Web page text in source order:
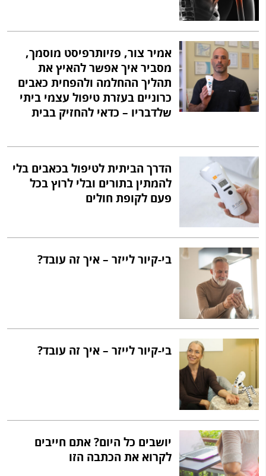
אמיר צור, פזיותרפיסט מוסמך,
מסביר איך אפשר להאיץ את
תהליך ההחלמה ולהפחית כאבים
כרוניים בעזרת טיפול עצמי ביתי
שלדבריו – כדאי להחזיק בבית
הדרך הביתית לטיפול בכאבים בלי
להמתין בתורים ובלי לרוץ בכל
פעם לקופת חולים
בי-קיור לייזר – איך זה עובד?
בי-קיור לייזר – איך זה עובד?
יושבים כל היום? אתם חייבים
לקרוא את הכתבה הזו